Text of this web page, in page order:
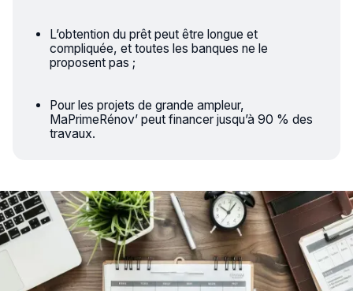
L’obtention du prêt peut être longue et
compliquée, et toutes les banques ne le
proposent pas ;
Pour les projets de grande ampleur,
MaPrimeRénov’ peut financer jusqu’à 90 % des
travaux.